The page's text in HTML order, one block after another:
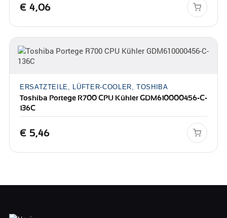
€ 4,06
ERSATZTEILE, LÜFTER-COOLER, TOSHIBA
Toshiba Portege R700 CPU Kühler GDM610000456-C-
136C
€ 5,46